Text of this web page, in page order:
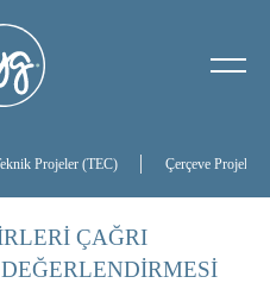
Projeler (TEC) Çerçeve Projeler
ÇAĞRI